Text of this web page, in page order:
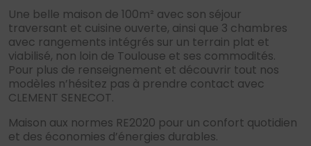
Une belle maison de 100m² avec son séjour
traversant et cuisine ouverte, ainsi que 3 chambres
avec rangements intégrés sur un terrain plat et
viabilisé, non loin de Toulouse et ses commodités.
Pour plus de renseignement et découvrir tout nos
modèles n’hésitez pas à prendre contact avec
CLEMENT SENECOT.
Maison aux normes RE2020 pour un confort quotidien
et des économies d’énergies durables.